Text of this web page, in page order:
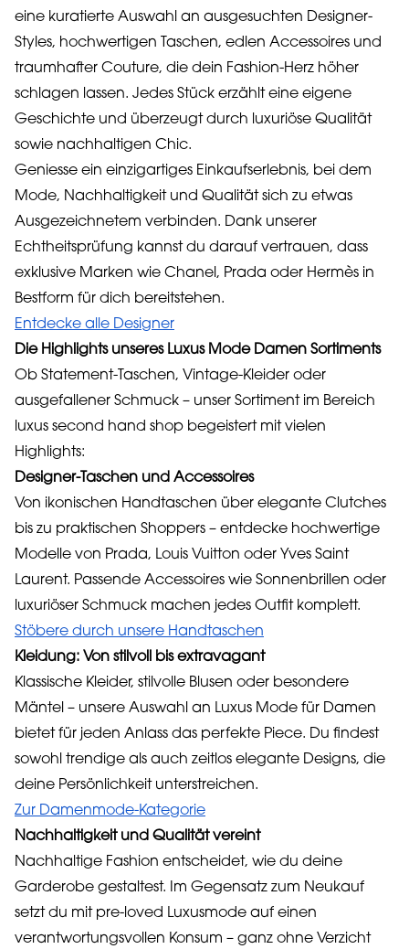
eine kuratierte Auswahl an ausgesuchten Designer-
Styles, hochwertigen Taschen, edlen Accessoires und
traumhafter Couture, die dein Fashion-Herz höher
schlagen lassen. Jedes Stück erzählt eine eigene
Geschichte und überzeugt durch luxuriöse Qualität
sowie nachhaltigen Chic.
Geniesse ein einzigartiges Einkaufserlebnis, bei dem
Mode, Nachhaltigkeit und Qualität sich zu etwas
Ausgezeichnetem verbinden. Dank unserer
Echtheitsprüfung kannst du darauf vertrauen, dass
exklusive Marken wie Chanel, Prada oder Hermès in
Bestform für dich bereitstehen.
Entdecke alle Designer
Die Highlights unseres Luxus Mode Damen Sortiments
Ob Statement-Taschen, Vintage-Kleider oder
ausgefallener Schmuck – unser Sortiment im Bereich
luxus second hand shop begeistert mit vielen
Highlights:
Designer-Taschen und Accessoires
Von ikonischen Handtaschen über elegante Clutches
bis zu praktischen Shoppers – entdecke hochwertige
Modelle von Prada, Louis Vuitton oder Yves Saint
Laurent. Passende Accessoires wie Sonnenbrillen oder
luxuriöser Schmuck machen jedes Outfit komplett.
Stöbere durch unsere Handtaschen
Kleidung: Von stilvoll bis extravagant
Klassische Kleider, stilvolle Blusen oder besondere
Mäntel – unsere Auswahl an Luxus Mode für Damen
bietet für jeden Anlass das perfekte Piece. Du findest
sowohl trendige als auch zeitlos elegante Designs, die
deine Persönlichkeit unterstreichen.
Zur Damenmode-Kategorie
Nachhaltigkeit und Qualität vereint
Nachhaltige Fashion entscheidet, wie du deine
Garderobe gestaltest. Im Gegensatz zum Neukauf
setzt du mit pre-loved Luxusmode auf einen
verantwortungsvollen Konsum – ganz ohne Verzicht